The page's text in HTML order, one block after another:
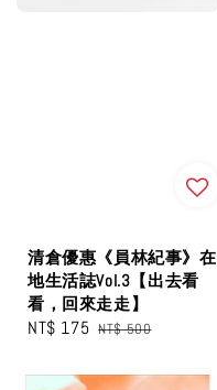
清倉優惠《員林紀事》在
地生活誌Vol.3【出去看
看，回來走走】
Sale
NT$ 175 Regular
NT$ 500